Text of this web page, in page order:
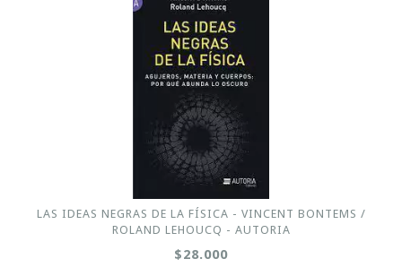
LAS IDEAS NEGRAS DE LA FÍSICA - VINCENT BONTEMS /
ROLAND LEHOUCQ - AUTORIA
$28.000